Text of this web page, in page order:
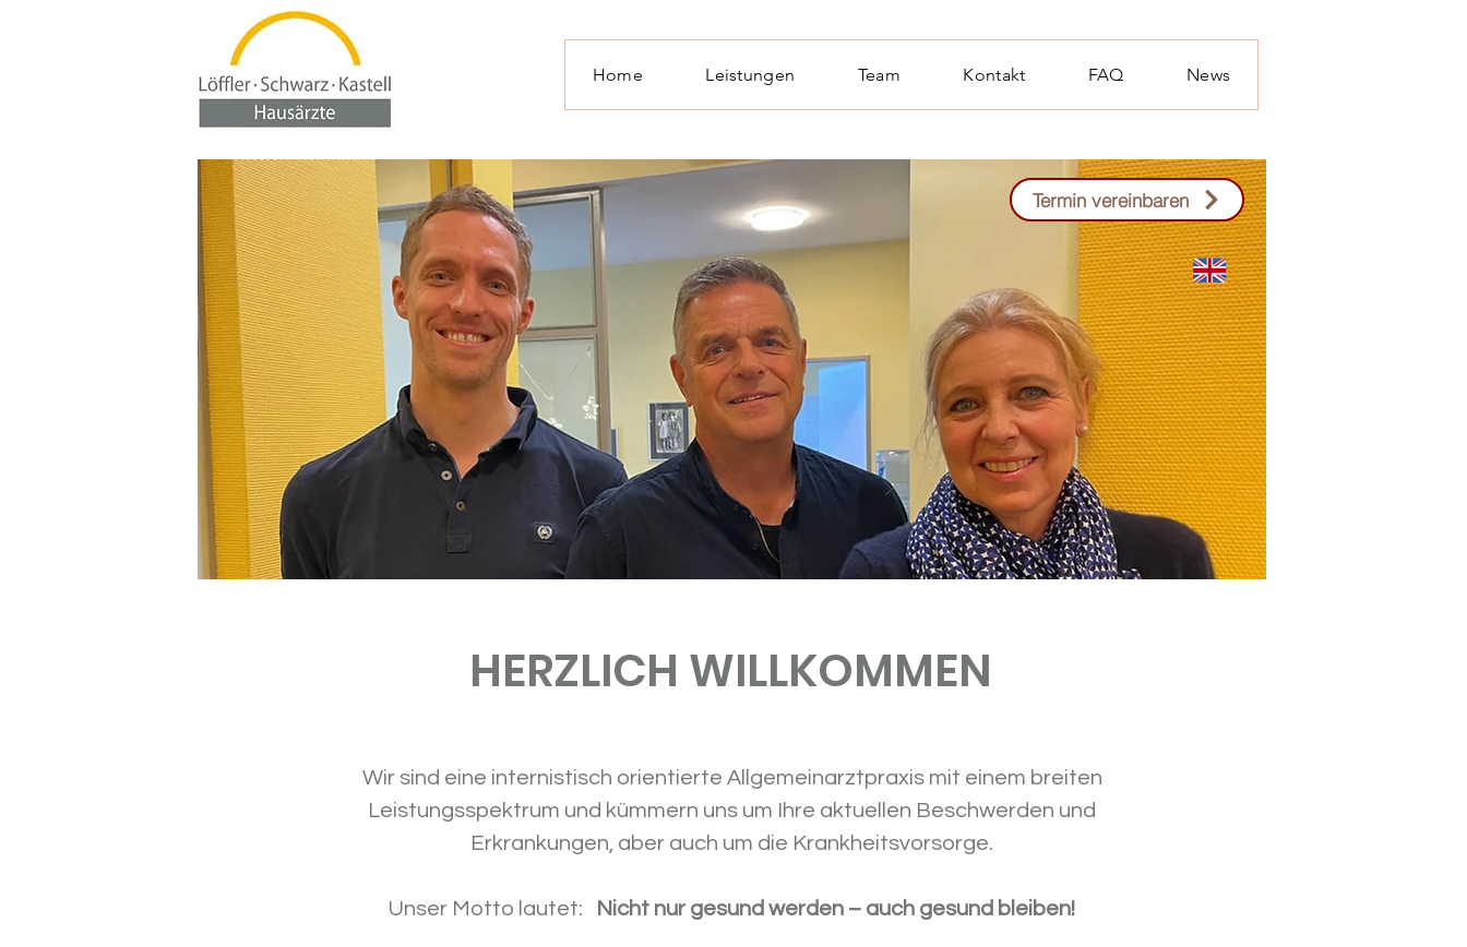
Home Leistungen Team Kontakt FAQ News
Termin vereinbaren
HERZLICH WILLKOMMEN
Wir sind eine internistisch orientierte Allgemeinarztpraxis mit einem breiten
Leistungsspektrum und kümmern uns um Ihre aktuellen Beschwerden und
Erkrankungen, aber auch um die Krankheitsvorsorge.
Unser Motto lautet: Nicht nur gesund werden – auch gesund bleiben!